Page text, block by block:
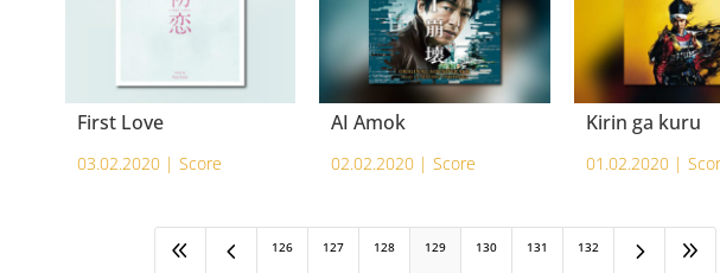
First Love
03.02.2020 | Score
AI Amok
02.02.2020 |Score
Kirin ga kuru
01.02.2020 |
8 4 126 127 128 129 130 131 132 5 9